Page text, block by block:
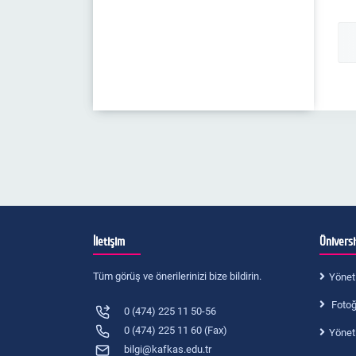
İletişim
Tüm görüş ve önerilerinizi bize bildirin.
0 (474) 225 11 50-56
0 (474) 225 11 60 (Fax)
bilgi@kafkas.edu.tr